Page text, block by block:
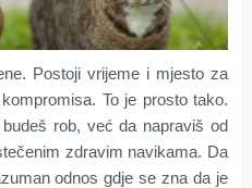
Postoji vrijeme i mjesto za
To je prosto tako.
rob, već da napraviš od
zdravim navikama. Da
odnos gdje se zna da je